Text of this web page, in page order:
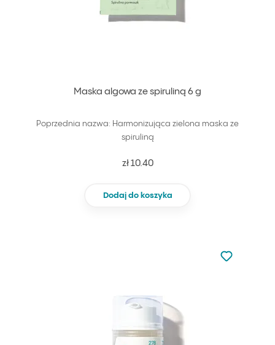
Maska algowa ze spiruliną 6 g
Poprzednia nazwa: Harmonizująca zielona maska ze
spiruliną
zł 10.40
Dodaj do koszyka
Nie dodano
Dodaj do